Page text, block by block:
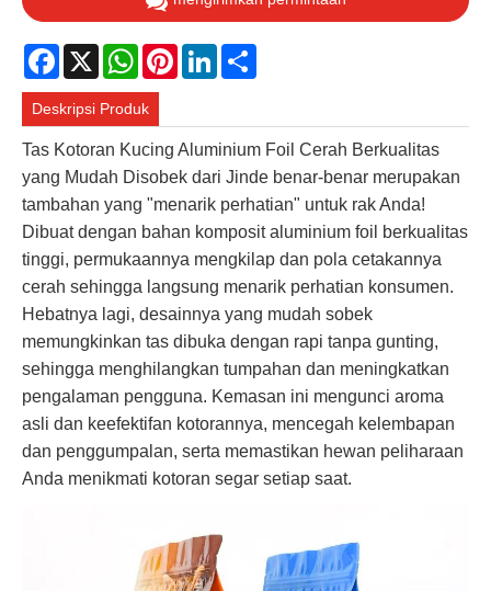
Facebook
X WhatsAppPinterestLinkedIn
Deskripsi Produk
Tas Kotoran Kucing Aluminium Foil Cerah Berkualitas
yang Mudah Disobek dari Jinde benar-benar merupakan
tambahan yang "menarik perhatian" untuk rak Anda!
Dibuat dengan bahan komposit aluminium foil berkualitas
tinggi, permukaannya mengkilap dan pola cetakannya
cerah sehingga langsung menarik perhatian konsumen.
Hebatnya lagi, desainnya yang mudah sobek
memungkinkan tas dibuka dengan rapi tanpa gunting,
sehingga menghilangkan tumpahan dan meningkatkan
pengalaman pengguna. Kemasan ini mengunci aroma
asli dan keefektifan kotorannya, mencegah kelembapan
dan penggumpalan, serta memastikan hewan peliharaan
Anda menikmati kotoran segar setiap saat.